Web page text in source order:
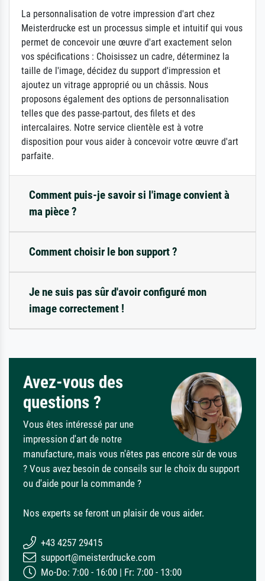
La personnalisation de votre impression d'art chez
Meisterdrucke est un processus simple et intuitif qui vous
permet de concevoir une œuvre d'art exactement selon
vos spécifications : Choisissez un cadre, déterminez la
taille de l'image, décidez du support d'impression et
ajoutez un vitrage approprié ou un châssis. Nous
proposons également des options de personnalisation
telles que des passe-partout, des filets et des
intercalaires. Notre service clientèle est à votre
disposition pour vous aider à concevoir votre œuvre d'art
parfaite.
Comment puis-je savoir si l'image convient à
ma pièce ?
Comment choisir le bon support ?
Je ne suis pas sûr d'avoir configuré mon
image correctement !
Avez-vous des
questions ?
Vous êtes intéressé par une
impression d'art de notre
manufacture, mais vous n'êtes pas encore sûr de vous
? Vous avez besoin de conseils sur le choix du support
ou d'aide pour la commande ?
Nos experts se feront un plaisir de vous aider.
+43 4257 29415
support@meisterdrucke.com
Mo-Do: 7:00 - 16:00 | Fr: 7:00 - 13:00